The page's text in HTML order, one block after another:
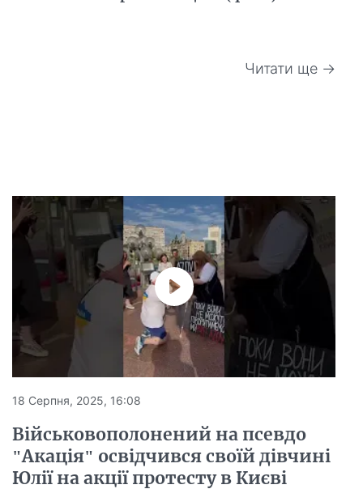
Читати ще →
18 Серпня, 2025, 16:08
Військовополонений на псевдо
"Акація" освідчився своїй дівчині
Юлії на акції протесту в Києві